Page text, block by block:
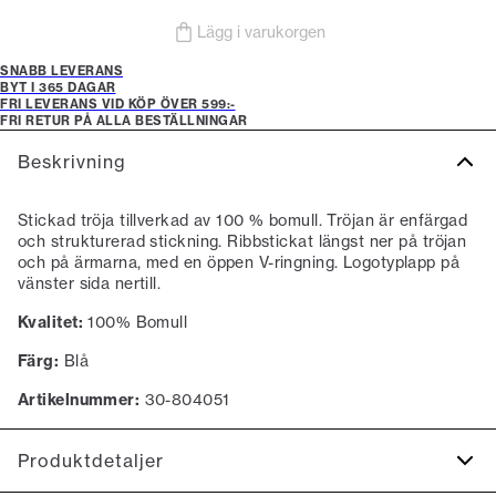
Lägg i varukorgen
SNABB LEVERANS
BYT I 365 DAGAR
FRI LEVERANS VID KÖP ÖVER 599:-
FRI RETUR PÅ ALLA BESTÄLLNINGAR
Beskrivning
Stickad tröja tillverkad av 100 % bomull. Tröjan är enfärgad
och strukturerad stickning. Ribbstickat längst ner på tröjan
och på ärmarna, med en öppen V-ringning. Logotyplapp på
vänster sida nertill.
Kvalitet: 100% Bomull
Färg: Blå
Artikelnummer: 30-804051
Produktdetaljer